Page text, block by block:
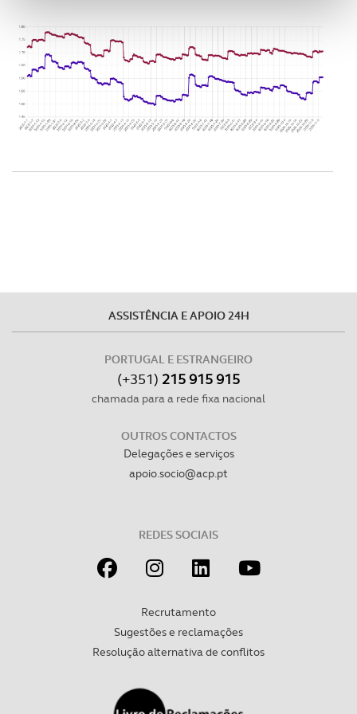
analisar dados de navegação no nosso website.
Adicionalmente partilhamos informação, relativa à sua
utilização do nosso site de publicidade e de análise, com
dados pessoais serão realizadas apenas com o seu
ASSISTÊNCIA E APOIO 24H
PORTUGAL E ESTRANGEIRO
(+351) 215 915 915
chamada para a rede fixa nacional
OUTROS CONTACTOS
Delegações e serviços
apoio.socio@acp.pt
REDES SOCIAIS
Recrutamento
Sugestões e reclamações
Resolução alternativa de conflitos